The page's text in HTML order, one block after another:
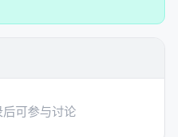
了一个明显能救命的手
两千多年没
可参与讨论